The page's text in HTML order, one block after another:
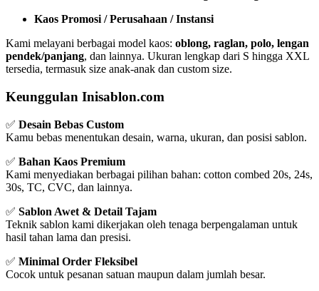
Kaos Promosi / Perusahaan / Instansi
Kami melayani berbagai model kaos: oblong, raglan, polo, lengan
pendek/panjang, dan lainnya. Ukuran lengkap dari S hingga XXL
tersedia, termasuk size anak-anak dan custom size.
Keunggulan Inisablon.com
✅ Desain Bebas Custom
Kamu bebas menentukan desain, warna, ukuran, dan posisi sablon.
✅ Bahan Kaos Premium
Kami menyediakan berbagai pilihan bahan: cotton combed 20s, 24s,
30s, TC, CVC, dan lainnya.
✅ Sablon Awet & Detail Tajam
Teknik sablon kami dikerjakan oleh tenaga berpengalaman untuk
hasil tahan lama dan presisi.
✅ Minimal Order Fleksibel
Cocok untuk pesanan satuan maupun dalam jumlah besar.